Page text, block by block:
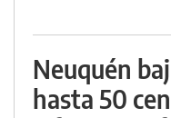
Neuquén
hasta 50